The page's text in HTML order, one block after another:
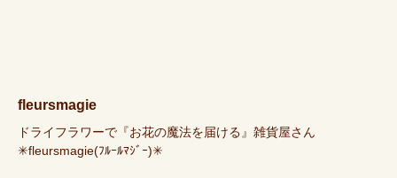
fleursmagie
ドライフラワーで『お花の魔法を届ける』雑貨屋さん
✳︎fleursmagie(ﾌﾙｰﾙﾏｼﾞｰ)✳︎